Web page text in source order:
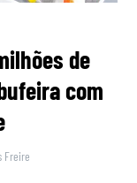
de
com
Freire